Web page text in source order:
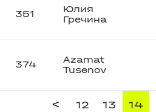
351
Юлия
Гречина
374
Azamat
Tusenov
< 12 13 14